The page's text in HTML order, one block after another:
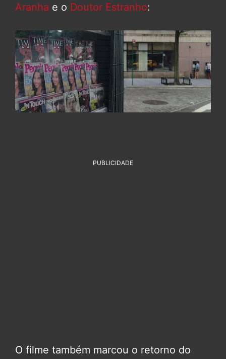
Aranha e o Doutor Estranho:
PUBLICIDADE
O filme também marcou o retorno do